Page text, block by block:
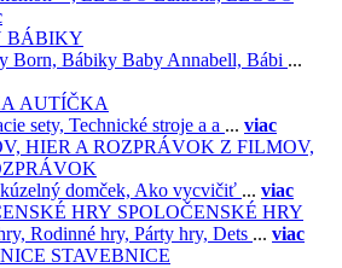
BÁBIKY
Born, Bábiky Baby Annabell, Bábi ...
AUTÍČKA
sety, Technické stroje a a ... viac
Z FILMOV,
domček, Ako vycvičiť ... viac
SPOLOČENSKÉ HRY
Rodinné hry, Párty hry, Dets ... viac
STAVEBNICE